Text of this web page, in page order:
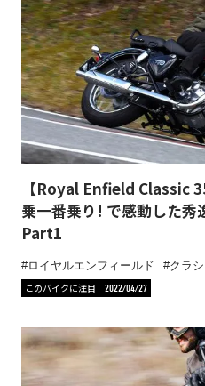
【Royal Enfield Classic
乗一番乗り! で感動した秀
Part1
ロイヤルエンフィールド クラ
このバイクに注目
2022/04/27